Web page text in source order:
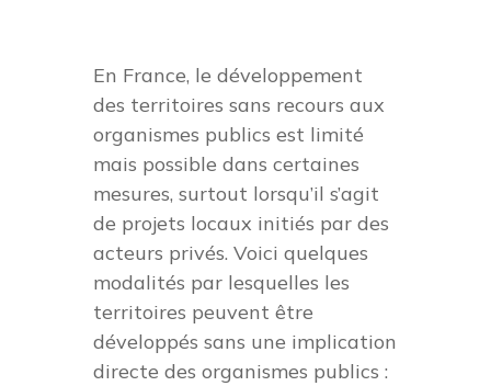
En France, le développement
des territoires sans recours aux
organismes publics est limité
mais possible dans certaines
mesures, surtout lorsqu’il s’agit
de projets locaux initiés par des
acteurs privés. Voici quelques
modalités par lesquelles les
territoires peuvent être
développés sans une implication
directe des organismes publics :